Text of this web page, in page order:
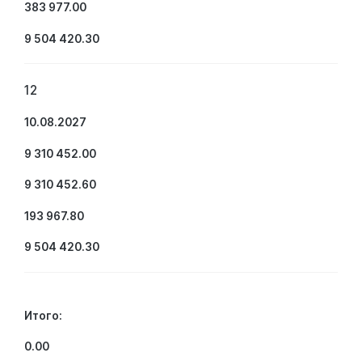
383 977.00
9 504 420.30
12
10.08.2027
9 310 452.00
9 310 452.60
193 967.80
9 504 420.30
Итого:
0.00